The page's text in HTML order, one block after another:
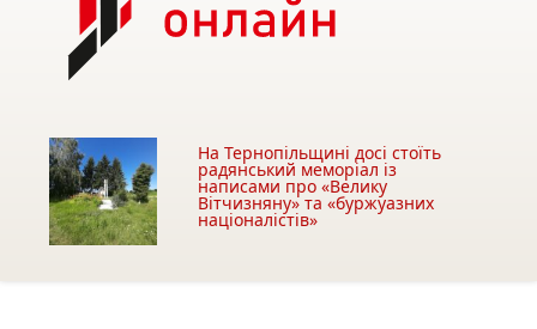
На Тернопільщині досі стоїть
радянський меморіал із
написами про «Велику
Вітчизняну» та «буржуазних
націоналістів»